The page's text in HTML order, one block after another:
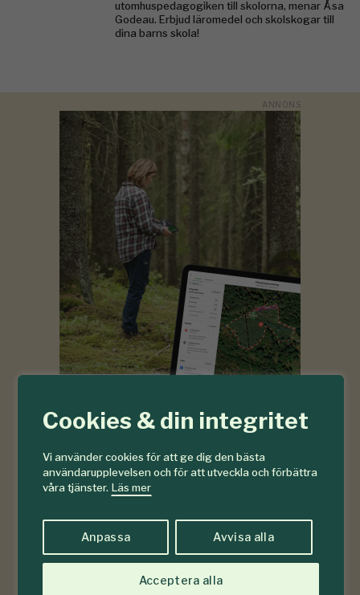
Cookies & din integritet
Vi använder cookies för att ge dig den bästa
användarupplevelsen och för att utveckla och förbättra
våra tjänster. Läs mer
Anpassa Avvisa alla
Acceptera alla
utomhuspedagogiken till skolorna, menar Åsa
Godeau. Erbjud läromedel och skolskogar till
dina barns skola!